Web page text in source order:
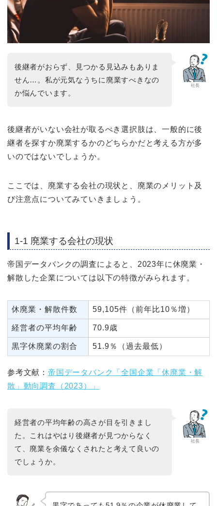
社長
後継者がおらず、見つかる見込みもありま
せん…。私が元気なうちに廃業すべきなの
か悩んでいます。
後継者がいない会社が取るべき選択肢は、一般的に後
継者を探すか廃業するかのどちらかだと考える方が多
いのではないでしょうか。
ここでは、廃業する会社の現状と、廃業のメリット及
び注意点についてみていきましょう。
1-1 廃業する会社の現状
帝国データバンクの調査によると、2023年に休廃業・
解散した企業については以下の特徴がみられます。
休廃業・解散件数 59,105件（前年比10％増）
経営者の平均年齢 70.9歳
黒字休廃業の割合 51.9％（過去最低）
参考文献： 帝国データバンク「全国企業「休廃業・解
散」動向調査（2023）」
社長
経営者の平均年齢の高さが目を引きまし
た。これはやはり後継者が見つからなく
て、廃業を余儀なくされたと考えて良いの
でしょうか。